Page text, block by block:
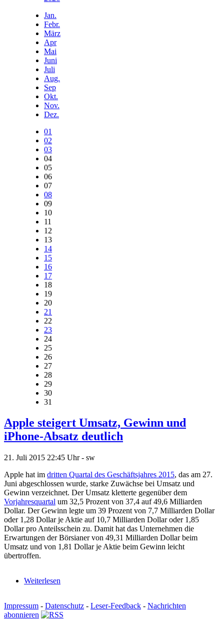
Jan.
Febr.
März
Apr
Mai
Juni
Juli
Aug.
Sep
Okt.
Nov.
Dez.
01
02
03
04
05
06
07
08
09
10
11
12
13
14
15
16
17
18
19
20
21
22
23
24
25
26
27
28
29
30
31
Apple steigert Umsatz, Gewinn und
iPhone-Absatz deutlich
21. Juli 2015 22:45 Uhr - sw
Apple hat im dritten Quartal des Geschäftsjahres 2015, das am 27.
Juni abgeschlossen wurde, starke Zuwächse bei Umsatz und
Gewinn verzeichnet. Der Umsatz kletterte gegenüber dem
Vorjahresquartal um 32,5 Prozent von 37,4 auf 49,6 Milliarden
Dollar. Der Gewinn legte um 39 Prozent von 7,7 Milliarden Dollar
oder 1,28 Dollar je Aktie auf 10,7 Milliarden Dollar oder 1,85
Dollar pro Anteilsschein zu. Damit hat das Unternehmen die
Erwartungen der Börsianer von 49,31 Milliarden Dollar beim
Umsatz und von 1,81 Dollar je Aktie beim Gewinn leicht
übertroffen.
Weiterlesen
Impressum - Datenschutz - Leser-Feedback - Nachrichten
abonnieren